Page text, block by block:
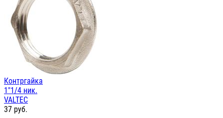
Контргайка
1"1/4 ник.
VALTEC
37 руб.